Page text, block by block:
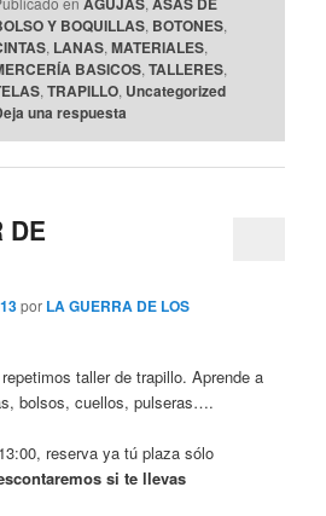
Y BOQUILLAS, BOTONES,
, LANAS, MATERIALES,
BASICOS, TALLERES,
, TRAPILLO, Uncategorized
una respuesta
DE
por LA GUERRA DE LOS
taller de trapillo. Aprende a
bolsos, cuellos, pulseras….
reserva ya tú plaza sólo
si te llevas